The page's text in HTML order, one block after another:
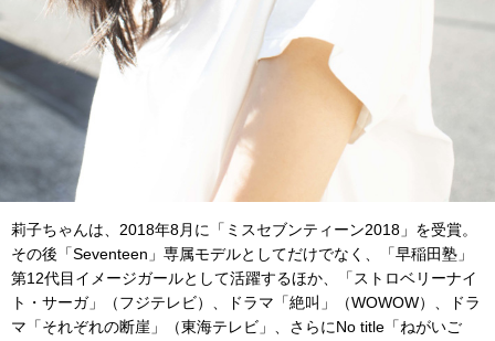
莉子ちゃんは、2018年8月に「ミスセブンティーン2018」を受賞。
その後「Seventeen」専属モデルとしてだけでなく、「早稲田塾」
第12代目イメージガールとして活躍するほか、「ストロベリーナイ
ト・サーガ」（フジテレビ）、ドラマ「絶叫」（WOWOW）、ドラ
マ「それぞれの断崖」（東海テレビ」、さらにNo title「ねがいご